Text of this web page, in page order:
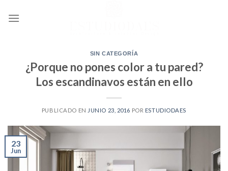
SIN CATEGORÍA
¿Porque no pones color a tu pared?
Los escandinavos están en ello
PUBLICADO EN JUNIO 23, 2016 POR ESTUDIODAES
23
Jun